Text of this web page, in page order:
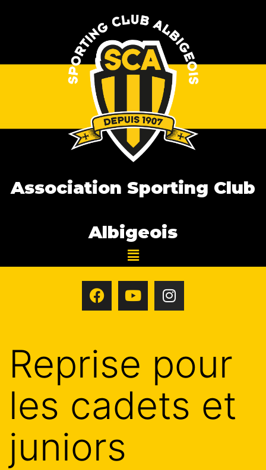
Association Sporting Club
Albigeois
Reprise pour
les cadets et
juniors